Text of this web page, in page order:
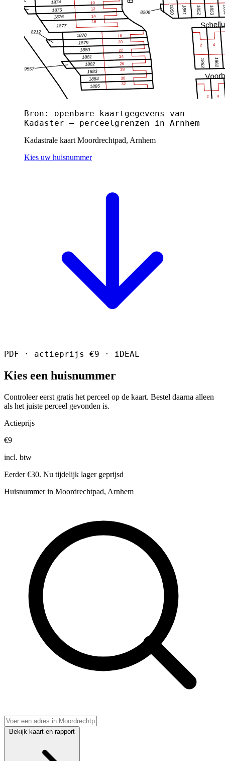
Bron: openbare kaartgegevens van
Kadaster — perceelgrenzen in Arnhem
Kadastrale kaart Moordrechtpad, Arnhem
Kies uw huisnummer
PDF · actieprijs €9 · iDEAL
Kies een huisnummer
Controleer eerst gratis het perceel op de kaart. Bestel daarna alleen
als het juiste perceel gevonden is.
Actieprijs
€9
incl. btw
Eerder €30. Nu tijdelijk lager geprijsd
Huisnummer in Moordrechtpad, Arnhem
Bekijk kaart en rapport